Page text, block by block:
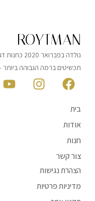
ROYTMAN
נולדה
תכשיטים ברמה הגבוהה ביותר
בית
אודות
חנות
צור קשר
הצהרת נגישות
מדיניות פרטיות